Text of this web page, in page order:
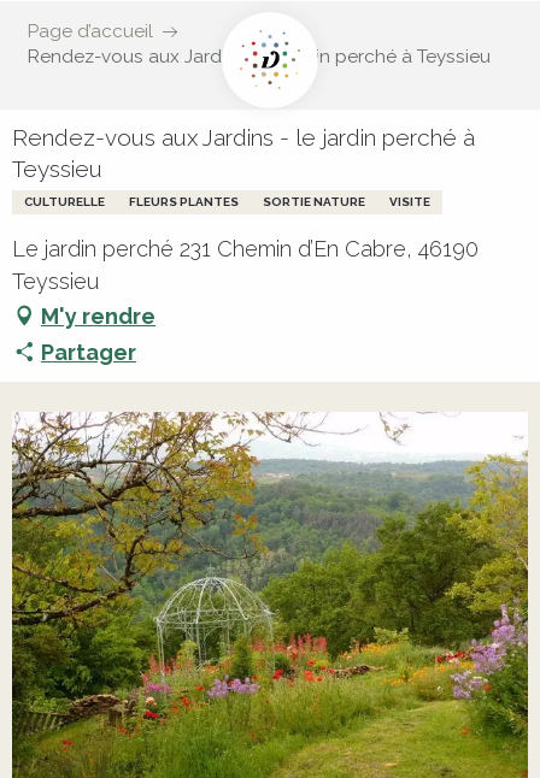
Page d’accueil
Rendez-vous aux Jardins - le jardin perché à Teyssieu
Rendez-vous aux Jardins - le jardin perché à
Teyssieu
CULTURELLE FLEURS PLANTES SORTIE NATURE VISITE
Le jardin perché 231 Chemin d’En Cabre, 46190
Teyssieu
M'y rendre
Partager